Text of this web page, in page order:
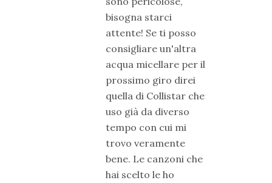
bisogna starci
attente! Se ti posso
consigliare un'altra
acqua micellare per il
prossimo giro direi
quella di Collistar che
uso già da diverso
tempo con cui mi
trovo veramente
bene. Le canzoni che
hai scelto le ho